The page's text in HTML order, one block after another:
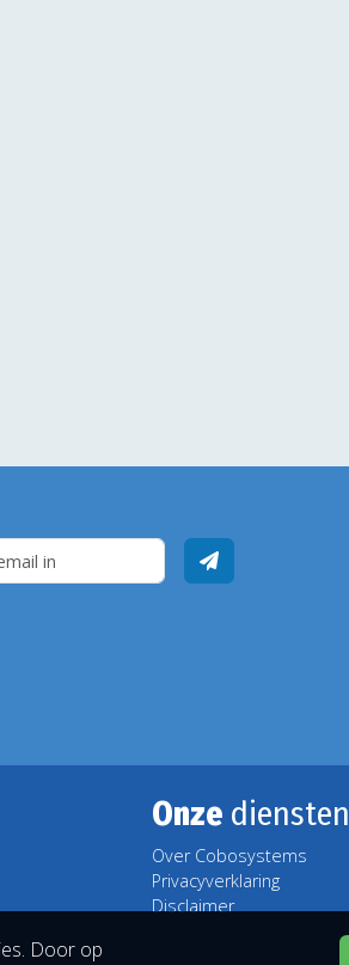
Onze diensten
Over Cobosystems
Privacyverklaring
Disclaimer
Door op